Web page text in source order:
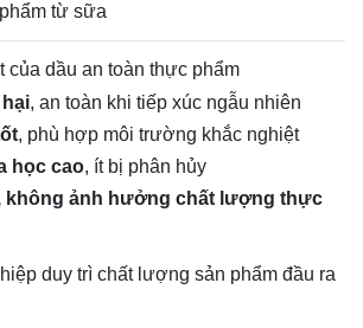
từ sữa
của dầu an toàn thực phẩm
, an toàn khi tiếp xúc ngẫu nhiên
, phù hợp môi trường khắc nghiệt
học cao, ít bị phân hủy
không ảnh hưởng chất lượng thực
duy trì chất lượng sản phẩm đầu ra